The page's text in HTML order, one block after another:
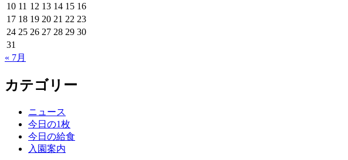
10 11 12 13 14 15 16
17 18 19 20 21 22 23
24 25 26 27 28 29 30
31
« 7月
カテゴリー
ニュース
今日の1枚
今日の給食
入園案内